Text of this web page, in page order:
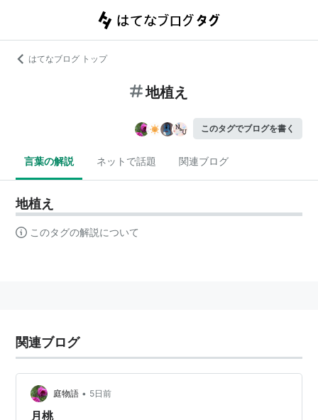
はてなブログ トップ
地植え
このタグでブログを書く
言葉の解説 ネットで話題 関連ブログ
地植え
このタグの解説について
関連ブログ
庭物語 • 5日前
月桃